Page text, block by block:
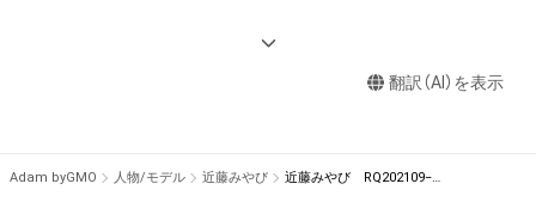
2021　 大宮・西武園競輪アンバサダー
翻訳（AI）を表示
Adam byGMO 人物/モデル 近藤みやび 近藤みやび RQ202109−04